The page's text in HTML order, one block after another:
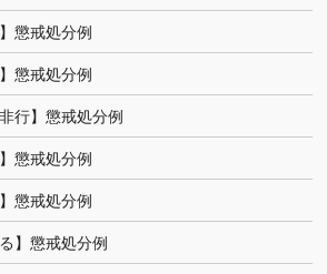
懲戒処分例
懲戒処分例
行】懲戒処分例
懲戒処分例
懲戒処分例
】懲戒処分例